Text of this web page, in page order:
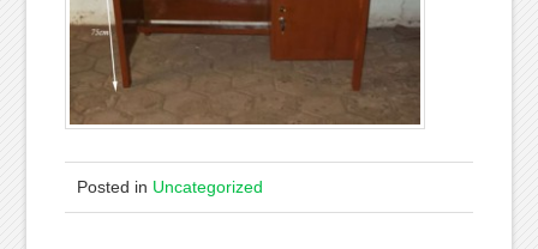
Posted in Uncategorized